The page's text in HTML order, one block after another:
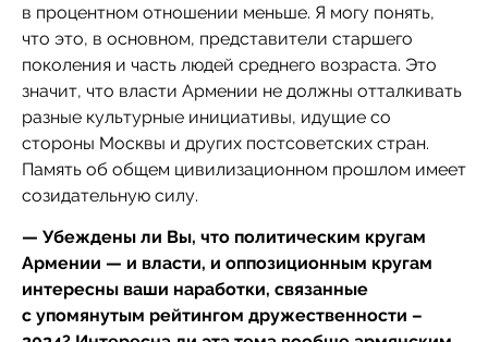
в процентном отношении меньше. Я могу понять,
что это, в основном, представители старшего
поколения и часть людей среднего возраста. Это
значит, что власти Армении не должны отталкивать
разные культурные инициативы, идущие со
стороны Москвы и других постсоветских стран.
Память об общем цивилизационном прошлом имеет
созидательную силу.
— Убеждены ли Вы, что политическим кругам
Армении — и власти, и оппозиционным кругам
интересны ваши наработки, связанные
с упомянутым рейтингом дружественности –